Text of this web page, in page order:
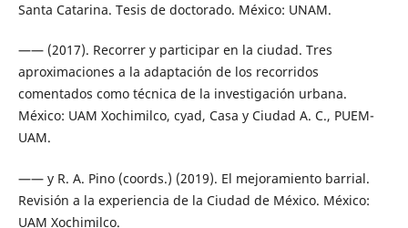
Santa Catarina. Tesis de doctorado. México: UNAM.
—— (2017). Recorrer y participar en la ciudad. Tres
aproximaciones a la adaptación de los recorridos
comentados como técnica de la investigación urbana.
México: UAM Xochimilco, cyad, Casa y Ciudad A. C., PUEM-
UAM.
—— y R. A. Pino (coords.) (2019). El mejoramiento barrial.
Revisión a la experiencia de la Ciudad de México. México:
UAM Xochimilco.